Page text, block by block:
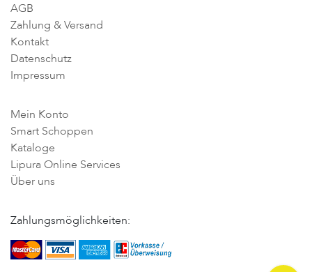
AGB
Zahlung & Versand
Kontakt
Datenschutz
Impressum
Mein Konto
Smart Schoppen
Kataloge
Lipura Online Services
Über uns
Zahlungsmöglichkeiten: